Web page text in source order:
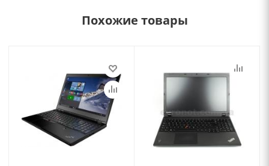
Похожие товары